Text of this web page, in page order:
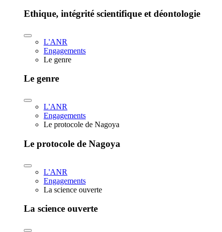
Ethique, intégrité scientifique et déontologie
L'ANR
Engagements
Le genre
Le genre
L'ANR
Engagements
Le protocole de Nagoya
Le protocole de Nagoya
L'ANR
Engagements
La science ouverte
La science ouverte